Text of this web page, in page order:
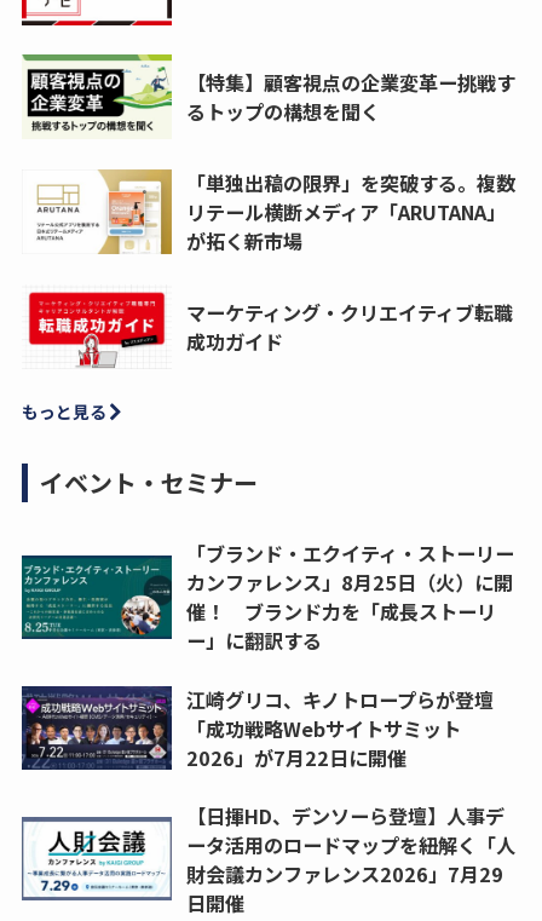
【特集】顧客視点の企業変革ー挑戦す
るトップの構想を聞く
「単独出稿の限界」を突破する。複数
リテール横断メディア「ARUTANA」
が拓く新市場
マーケティング・クリエイティブ転職
成功ガイド
もっと見る
イベント・セミナー
「ブランド・エクイティ・ストーリー
カンファレンス」8月25日（火）に開
催！ ブランド力を「成長ストーリ
ー」に翻訳する
江崎グリコ、キノトロープらが登壇
「成功戦略Webサイトサミット
2026」が7月22日に開催
【日揮HD、デンソーら登壇】人事デ
ータ活用のロードマップを紐解く「人
財会議カンファレンス2026」7月29
日開催